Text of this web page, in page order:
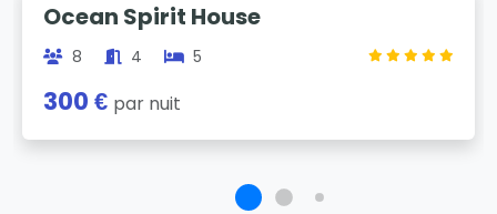
Ocean Spirit House
8 4 5
300 € par nuit